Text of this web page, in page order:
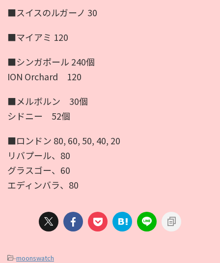
■スイスのルガーノ 30
■マイアミ 120
■シンガポール 240個
ION Orchard 120
■メルボルン 30個
シドニー 52個
■ロンドン 80, 60, 50, 40, 20
リバプール、80
グラスゴー、60
エディンバラ、80
-moonswatch